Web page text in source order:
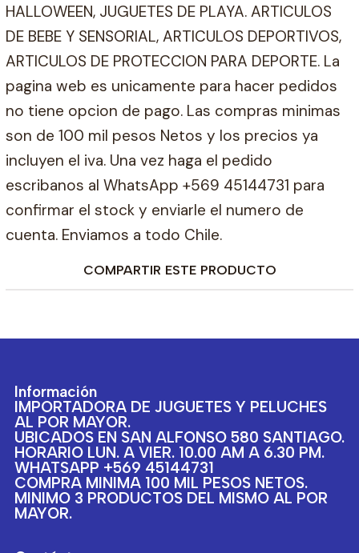
HALLOWEEN, JUGUETES DE PLAYA. ARTICULOS
DE BEBE Y SENSORIAL, ARTICULOS DEPORTIVOS,
ARTICULOS DE PROTECCION PARA DEPORTE. La
pagina web es unicamente para hacer pedidos
no tiene opcion de pago. Las compras minimas
son de 100 mil pesos Netos y los precios ya
incluyen el iva. Una vez haga el pedido
escribanos al WhatsApp +569 45144731 para
confirmar el stock y enviarle el numero de
cuenta. Enviamos a todo Chile.
COMPARTIR ESTE PRODUCTO
Información
IMPORTADORA DE JUGUETES Y PELUCHES
AL POR MAYOR.
UBICADOS EN SAN ALFONSO 580 SANTIAGO.
HORARIO LUN. A VIER. 10.00 AM A 6.30 PM.
WHATSAPP +569 45144731
COMPRA MINIMA 100 MIL PESOS NETOS.
MINIMO 3 PRODUCTOS DEL MISMO AL POR
MAYOR.